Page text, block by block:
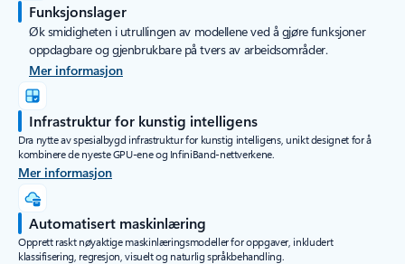
Funksjonslager
Øk smidigheten i utrullingen av modellene ved å gjøre funksjoner
oppdagbare og gjenbrukbare på tvers av arbeidsområder.
Mer informasjon
Infrastruktur for kunstig intelligens
Dra nytte av spesialbygd infrastruktur for kunstig intelligens, unikt designet for å
kombinere de nyeste GPU-ene og InfiniBand-nettverkene.
Mer informasjon
Automatisert maskinlæring
Opprett raskt nøyaktige maskinlæringsmodeller for oppgaver, inkludert
klassifisering, regresjon, visuelt og naturlig språkbehandling.